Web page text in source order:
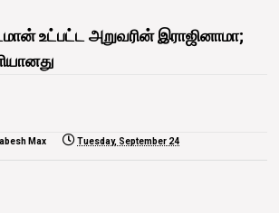
உட்பட்ட அறுவரின் இராஜினாமா;
Max Tuesday, September 24